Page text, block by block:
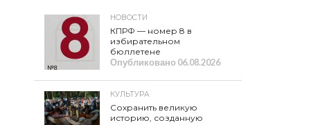
НОВОСТИ
КПРФ — номер 8 в
избирательном
бюллетене
Опубликовано06.08.2026
КУЛЬТУРА
Сохранить великую
историю, созданную